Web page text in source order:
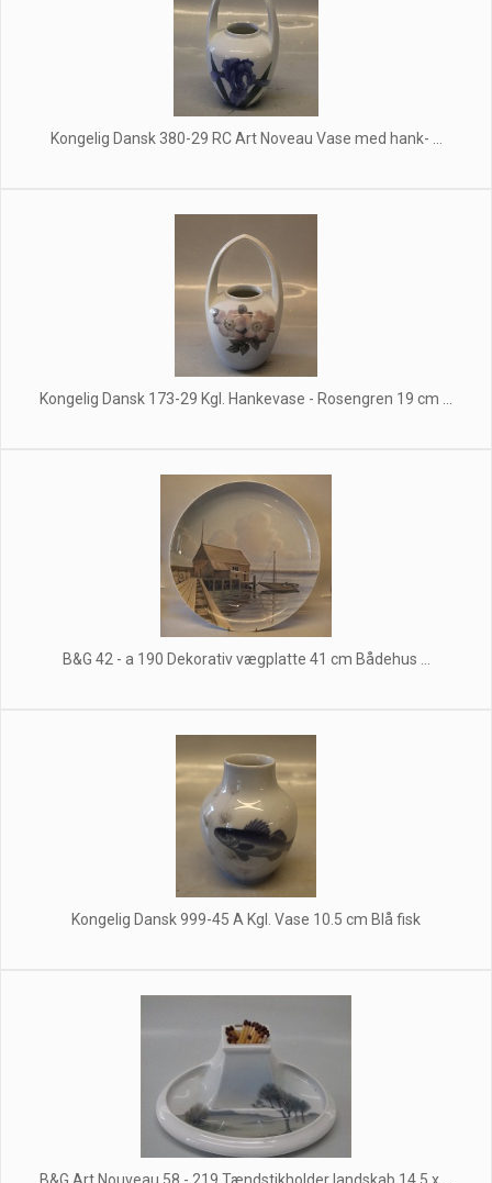
Kongelig Dansk 380-29 RC Art Noveau Vase med hank- ...
Kongelig Dansk 173-29 Kgl. Hankevase - Rosengren 19 cm ...
B&G 42 - a 190 Dekorativ vægplatte 41 cm Bådehus ...
Kongelig Dansk 999-45 A Kgl. Vase 10.5 cm Blå fisk